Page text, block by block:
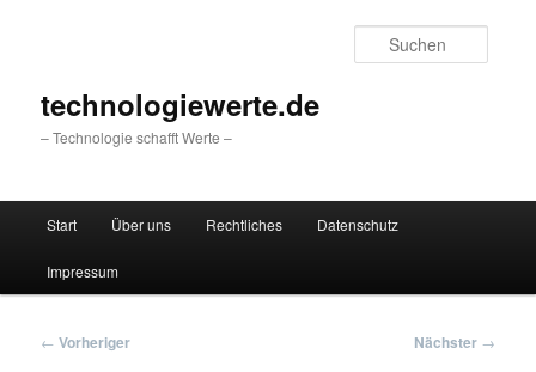
technologiewerte.de
– Technologie schafft Werte –
Start Über uns Rechtliches Datenschutz
Impressum
Beitragsnavigation
← Vorheriger Nächster →